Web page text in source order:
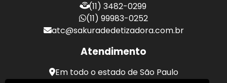
(11) 3482-0299
(11) 99983-0252
atc@sakuradedetizadora.com.br
Atendimento
Em todo o estado de São Paulo